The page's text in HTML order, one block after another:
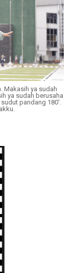
Makasih ya sudah
ya sudah berusaha
pandang 180'.